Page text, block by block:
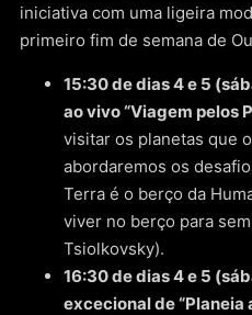
iniciativa com uma ligeira
primeiro fim de semana de
15:30 de dias 4 e 5
ao vivo “Viagem pelos
visitar os planetas que
abordaremos os
Terra é o berço da
viver no berço para
Tsiolkovsky).
16:30 de dias 4 e 5
excecional de “Planeia